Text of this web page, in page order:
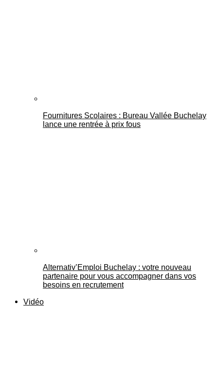
Fournitures Scolaires : Bureau Vallée Buchelay
lance une rentrée à prix fous
Alternativ’Emploi Buchelay : votre nouveau
partenaire pour vous accompagner dans vos
besoins en recrutement
Vidéo